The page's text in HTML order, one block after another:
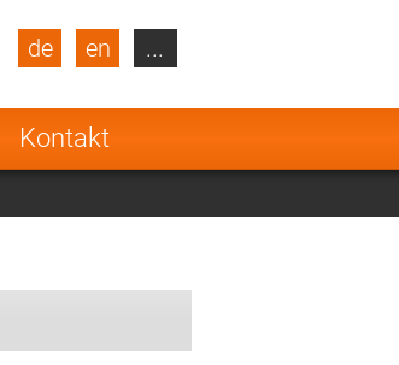
Kontakt
de en
Turkey
Netherlands
...